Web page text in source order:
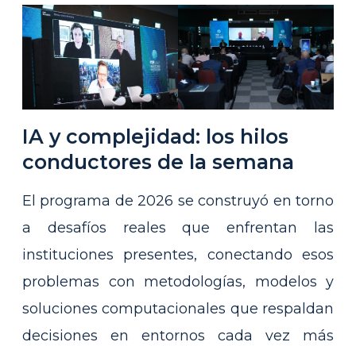
IA y complejidad: los hilos
conductores de la semana
El programa de 2026 se construyó en torno
a desafíos reales que enfrentan las
instituciones presentes, conectando esos
problemas con metodologías, modelos y
soluciones computacionales que respaldan
decisiones en entornos cada vez más